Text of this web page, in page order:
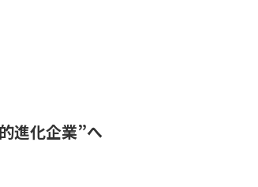
進化企業”へ